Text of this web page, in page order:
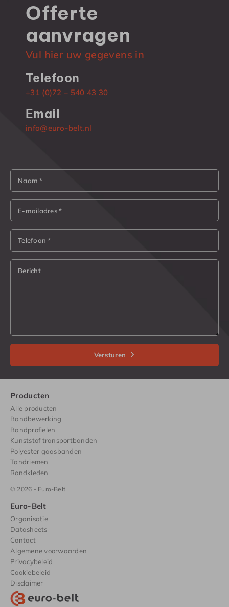
Offerte
aanvragen
Vul hier uw gegevens in
Telefoon
+31 (0)72 – 540 43 30
Email
info@euro-belt.nl
Naam *
E-mailadres *
Telefoon *
Bericht
Versturen
Producten
Alle producten
Bandbewerking
Bandprofielen
Kunststof transportbanden
Polyester gaasbanden
Tandriemen
Rondkleden
© 2026 - Euro-Belt
Euro-Belt
Organisatie
Datasheets
Contact
Algemene voorwaarden
Privacybeleid
Cookiebeleid
Disclaimer